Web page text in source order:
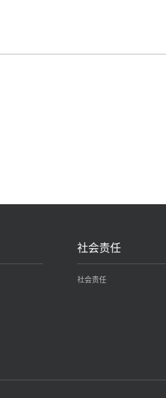
社会责任
社会责任